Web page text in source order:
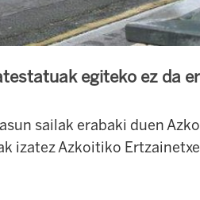
egiteko ez da
sailak erabaki duen
izatez Azkoitiko